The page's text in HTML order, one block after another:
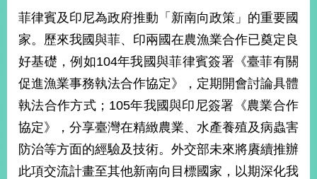
民
服
本
部
相
關
網
站
菲律賓及印尼為政府推動「新南向政策」的重要國
家。歷來我國與菲、印兩國在農漁業合作已奠定良
好基礎，例如104年我國與菲律賓簽署《臺菲有關
促進漁業事務執法合作協定》，定期開會討論具體
執法合作方式；105年我國與印尼簽署《農業合作
協定》，分享臺灣在精緻農業、水產養殖及病蟲害
防治等方面的經驗及技術。外交部未來將賡續推辦
此項交流計畫至其他新南向目標國家，以期深化我